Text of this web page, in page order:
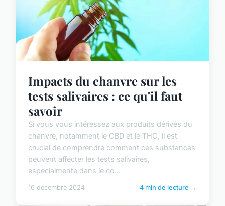
Impacts du chanvre sur les
tests salivaires : ce qu'il faut
savoir
Si vous vous intéressez aux produits dérivés du
chanvre, notamment le CBD et le THC, il est
crucial de comprendre comment ces substances
peuvent affecter les tests salivaires,
especialmente dans le co...
16 décembre 2024 4 min de lecture →